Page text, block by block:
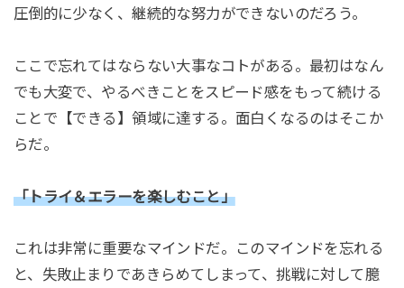
圧倒的に少なく、継続的な努力ができないのだろう。
ここで忘れてはならない大事なコトがある。最初はなん
でも大変で、やるべきことをスピード感をもって続ける
ことで【できる】領域に達する。面白くなるのはそこか
らだ。
「トライ＆エラーを楽しむこと」
これは非常に重要なマインドだ。このマインドを忘れる
と、失敗止まりであきらめてしまって、挑戦に対して臆